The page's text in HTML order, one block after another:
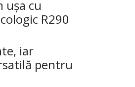
ușa cu
R290
iar
pentru